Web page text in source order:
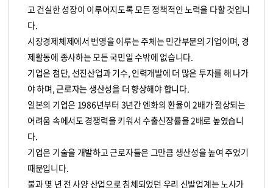
고 건실한 성장이 이루어지도록 모든 정책적인 노력을 다할 것입니
다.
시장경제체제에서 번영을 이루는 주체는 민간부문의 기업이며, 경
제활동에 종사하는 모든 국민일 수밖에 없습니다.
기업은 첨단, 선진산업과 기수, 인력개발에 더 많은 투자를 해 나가
야 하며, 근로자는 생산성을 더 향상해야 합니다.
일본의 기업은 1986년부터 3년간 엔화의 환율이 2배가 절상되는
어려움 속에서도 경쟁력을 키워서 수출신장률을 2배로 높였습니
다.
기업은 기술을 개발하고 근로자들은 그만큼 생산성을 높여 주었기
때문입니다.
불과 몇 년 전 사양 산업으로 침체되었던 우리 신발업계는 노사가